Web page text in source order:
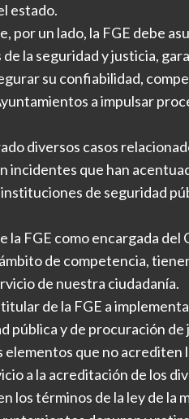
estado.
por un lado, la FGE debe
la seguridad y justicia,
su confiabilidad,
a impulsar
diversos casos
incidentes que han
de seguridad
la FGE como encargada
de competencia,
de nuestra ciudadanía.
titular de la FGE a
pública y de procuración
elementos que no
a la acreditación de los
los términos de la ley de la